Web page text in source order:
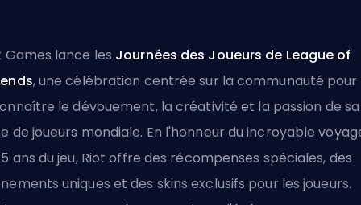
Games lance les Journées des Joueurs de League of
, une célébration centrée sur la communauté pour
le dévouement, la créativité et la passion de sa
de joueurs mondiale. En l'honneur du incroyable
ans du jeu, Riot offre des récompenses spéciales, des
uniques et des skins exclusifs pour les joueurs.